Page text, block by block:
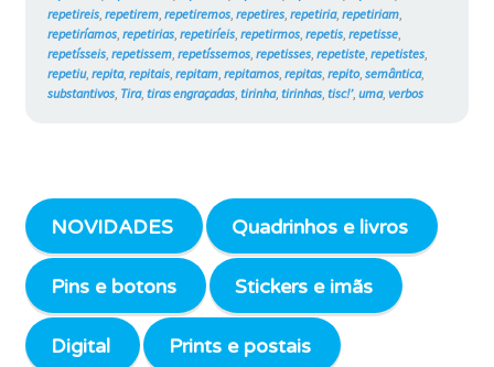
repetireis, repetirem, repetiremos, repetires, repetiria, repetiriam,
repetiríamos, repetirias, repetiríeis, repetirmos, repetis, repetisse,
repetísseis, repetissem, repetíssemos, repetisses, repetiste, repetistes,
repetiu, repita, repitais, repitam, repitamos, repitas, repito, semântica,
substantivos, Tira, tiras engraçadas, tirinha, tirinhas, tisc!’, uma, verbos
NOVIDADES Quadrinhos e livros
Pins e botons Stickers e imãs
Digital Prints e postais